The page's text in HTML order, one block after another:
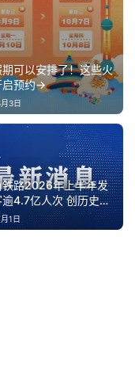
期可以安排了！这些火
启预约→
3日
铁路2026年上半年发
4.7亿人次 创历史新
1日